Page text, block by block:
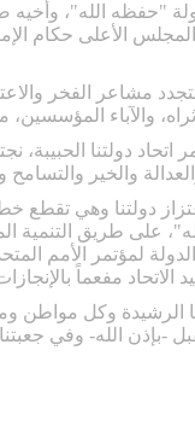
"حفظه الله"،
والآباء
دولتنا
والخير والتسامح
دولتنا وهي
على طريق التنمية
والتشغيل التجاري لثالث محطات براكة
الاتحاد مفعماً
الرشيدة وكل مواطن
-بإذن الله- وفي